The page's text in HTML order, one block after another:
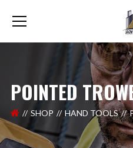
POINTED
SHOP HAND TOOLS